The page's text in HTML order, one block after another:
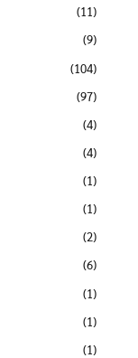
(11)
(9)
(104)
(97)
(4)
(4)
(1)
(1)
(2)
(6)
(1)
(1)
(1)